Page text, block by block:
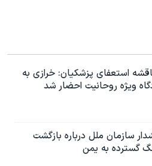
استعفای پزشکیان: خرازی به
ویژه روحانیت احضار شد
سازمان ملل درباره بازگشت
گسترده به یمن